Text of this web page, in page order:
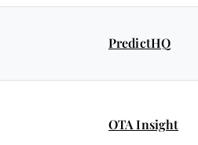
PredictHQ
OTA Insight